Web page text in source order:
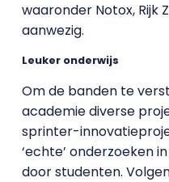
waaronder Notox, Rijk
aanwezig.
Leuker onderwijs
Om de banden te
academie diverse
sprinter-
‘echte’ onderzoeken
door studenten.